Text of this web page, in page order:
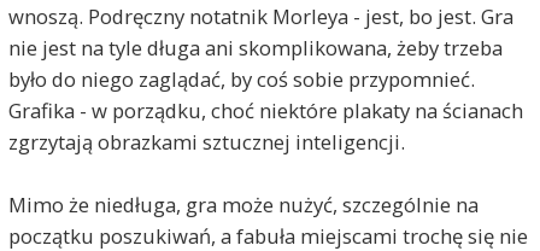
wnoszą. Podręczny notatnik Morleya - jest, bo jest. Gra
nie jest na tyle długa ani skomplikowana, żeby trzeba
było do niego zaglądać, by coś sobie przypomnieć.
Grafika - w porządku, choć niektóre plakaty na ścianach
zgrzytają obrazkami sztucznej inteligencji.
Mimo że niedługa, gra może nużyć, szczególnie na
początku poszukiwań, a fabuła miejscami trochę się nie